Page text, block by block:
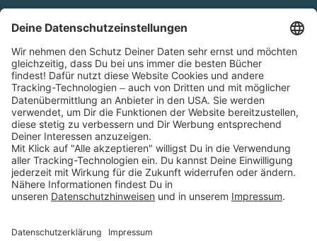
Partnerprogramm (Affiliate)
Folge uns auf
* Versandkostenfrei ab 9,00 € Bestellwert innerhalb
Deutschlands
** Lieferzeit 1-3 Werktage innerhalb Deutschlands
Thienemann-Esslinger Verlag GmbH, Blumenstraße 36, D-70182